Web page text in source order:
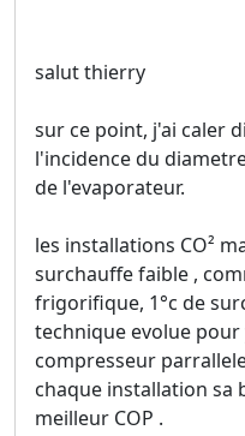
salut thierry
sur ce point, j'ai caler
l'incidence du
de l'evaporateur.
les installations CO²
surchauffe faible ,
frigorifique, 1°c de
technique evolue
compresseur
chaque installation sa
meilleur COP .